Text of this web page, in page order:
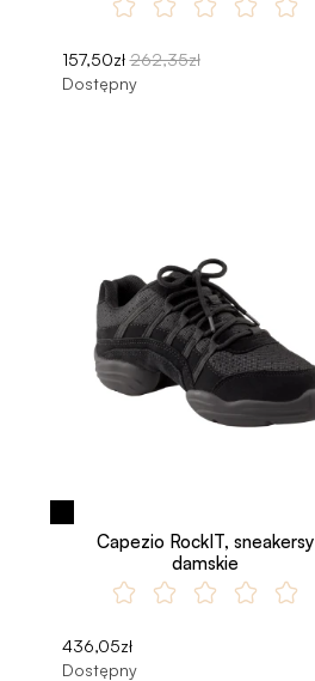
157,50zł 262,35zł
Dostępny
Capezio RockIT, sneakersy
damskie
436,05zł
Dostępny